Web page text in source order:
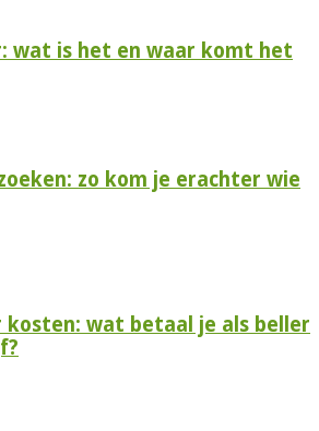
wat is het en waar komt het
zo kom je erachter wie
kosten: wat betaal je als beller